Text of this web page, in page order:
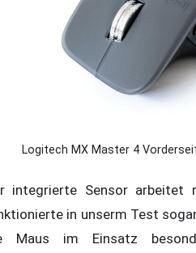
Logitech MX Master 4
integrierte Sensor
in unserm Test
Maus im Einsatz